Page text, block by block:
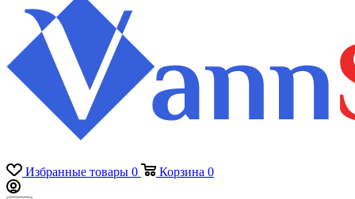
Избранные товары 0 Корзина 0